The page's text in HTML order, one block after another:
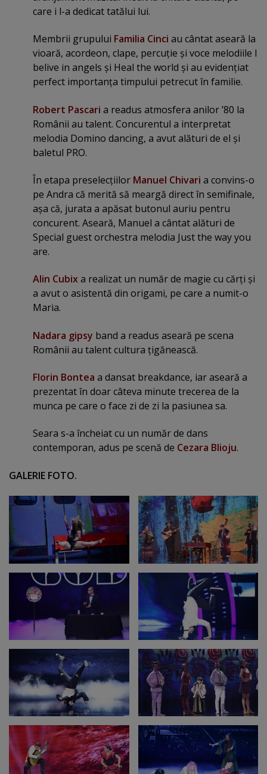
care i l-a dedicat tatălui lui.
Membrii grupului Familia Cinci au cântat aseară la
vioară, acordeon, clape, percuţie şi voce melodiile I
belive in angels şi Heal the world şi au evidenţiat
perfect importanţa timpului petrecut în familie.
Robert Pascari a readus atmosfera anilor ’80 la
Românii au talent. Concurentul a interpretat
melodia Domino dancing, a avut alături de el şi
baletul PRO.
În etapa preselecţiilor Manuel Chivari a convins-o
pe Andra că merită să meargă direct în semifinale,
aşa că, jurata a apăsat butonul auriu pentru
concurent. Aseară, Manuel a cântat alături de
Special guest orchestra melodia Just the way you
are.
Alin Cubixa realizat un număr de magie cu cărţi şi
a avut o asistentă din origami, pe care a numit-o
Maria.
Nadara gipsy band a readus aseară pe scena
Românii au talent cultura ţigănească.
Florin Bontea a dansat breakdance, iar aseară a
prezentat în doar câteva minute trecerea de la
munca pe care o face zi de zi la pasiunea sa.
Seara s-a încheiat cu un număr de dans
contemporan, adus pe scenă de Cezara Blioju.
GALERIE FOTO.